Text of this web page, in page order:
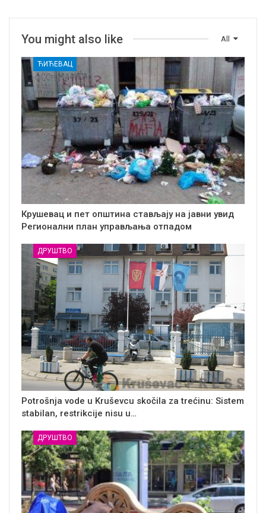
All
You might also like
ЋИЋЕВАЦ
Крушевац и пет општина стављају на јавни увид
Регионални план управљања отпадом
ДРУШТВО
Potrošnja vode u Kruševcu skočila za trećinu: Sistem
stabilan, restrikcije nisu u…
ДРУШТВО